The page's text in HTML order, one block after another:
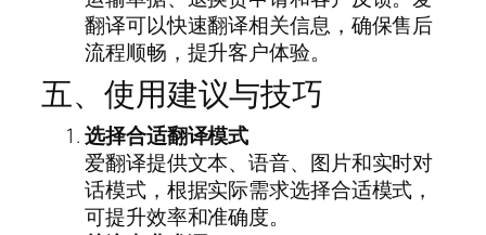
翻译可以快速翻译相关信息，确保售后
流程顺畅，提升客户体验。
五、使用建议与技巧
选择合适翻译模式
爱翻译提供文本、语音、图片和实时对
话模式，根据实际需求选择合适模式，
可提升效率和准确度。